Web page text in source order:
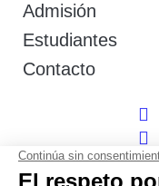
Admisión
Estudiantes
Contacto
I F T